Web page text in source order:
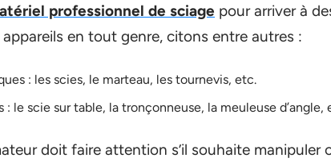
professionnel de sciage pour arriver à
en tout genre, citons entre autres :
: les scies, le marteau, les tournevis, etc.
: le scie sur table, la tronçonneuse, la meuleuse d’angle,
doit faire attention s’il souhaite manipuler